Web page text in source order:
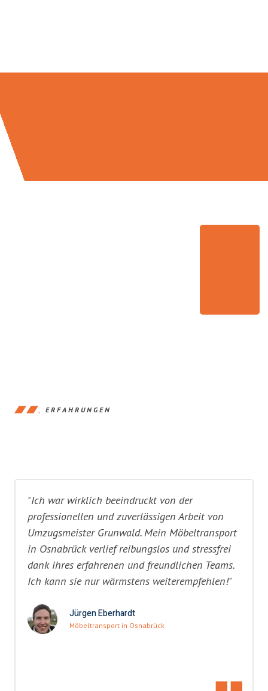
ERFAHRUNGEN
"Ich war wirklich beeindruckt von der
professionellen und zuverlässigen Arbeit von
Umzugsmeister Grunwald. Mein Möbeltransport
in Osnabrück verlief reibungslos und stressfrei
dank ihres erfahrenen und freundlichen Teams.
Ich kann sie nur wärmstens weiterempfehlen!"
Jürgen Eberhardt
Möbeltransport in Osnabrück